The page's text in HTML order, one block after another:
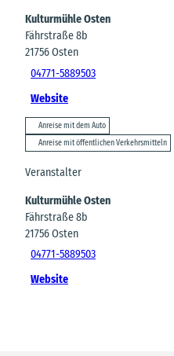
Kulturmühle Osten
Fährstraße 8b
21756Osten
04771-5889503
Website
Anreise mit dem Auto
Anreise mit öffentlichen Verkehrsmitteln
Veranstalter
Kulturmühle Osten
Fährstraße 8b
21756Osten
04771-5889503
Website